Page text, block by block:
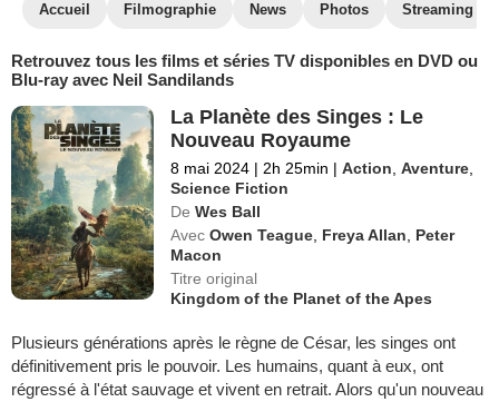
Accueil Filmographie News Photos Streaming
Retrouvez tous les films et séries TV disponibles en DVD ou
Blu-ray avec Neil Sandilands
La Planète des Singes : Le
Nouveau Royaume
8 mai 2024 | 2h 25min | Action ,Aventure
Science Fiction
De Wes Ball
Avec Owen Teague Freya Allan
Peter
Macon
Titre original
Kingdom of the Planet of the Apes
Plusieurs générations après le règne de César, les singes ont
définitivement pris le pouvoir. Les humains, quant à eux, ont
régressé à l'état sauvage et vivent en retrait. Alors qu'un nouveau